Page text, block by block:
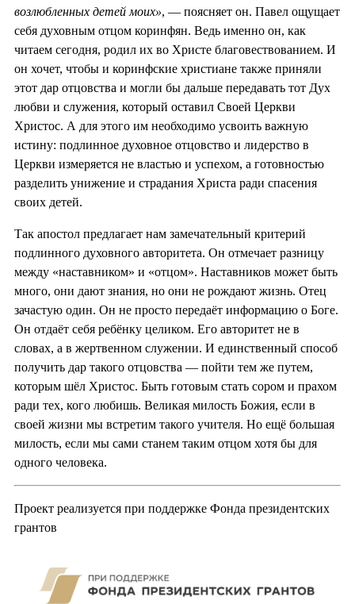
возлюбленных детей моих», — поясняет он. Павел ощущает
себя духовным отцом коринфян. Ведь именно он, как
читаем сегодня, родил их во Христе благовествованием. И
он хочет, чтобы и коринфские христиане также приняли
этот дар отцовства и могли бы дальше передавать тот Дух
любви и служения, который оставил Своей Церкви
Христос. А для этого им необходимо усвоить важную
истину: подлинное духовное отцовство и лидерство в
Церкви измеряется не властью и успехом, а готовностью
разделить унижение и страдания Христа ради спасения
своих детей.
Так апостол предлагает нам замечательный критерий
подлинного духовного авторитета. Он отмечает разницу
между «наставником» и «отцом». Наставников может быть
много, они дают знания, но они не рождают жизнь. Отец
зачастую один. Он не просто передаёт информацию о Боге.
Он отдаёт себя ребёнку целиком. Его авторитет не в
словах, а в жертвенном служении. И единственный способ
получить дар такого отцовства — пойти тем же путем,
которым шёл Христос. Быть готовым стать сором и прахом
ради тех, кого любишь. Великая милость Божия, если в
своей жизни мы встретим такого учителя. Но ещё большая
милость, если мы сами станем таким отцом хотя бы для
одного человека.
Проект реализуется при поддержке Фонда президентских
грантов